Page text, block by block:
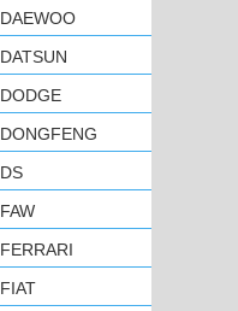
DAEWOO
DATSUN
DODGE
DONGFENG
DS
FAW
FERRARI
FIAT